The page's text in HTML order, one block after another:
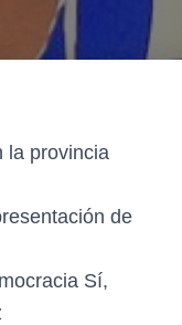
la provincia
de
Sí,